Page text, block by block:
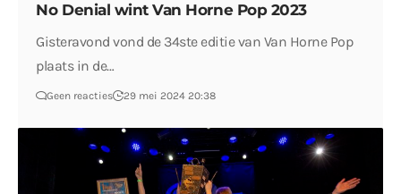
No Denial wint Van Horne Pop 2023
Gisteravond vond de 34ste editie van Van Horne Pop
plaats in de…
Geen reacties 29 mei 2024 20:38